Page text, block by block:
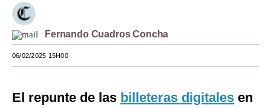
Mundo
EEUU
México
Internacional
Fernando Cuadros Concha
06/02/2025 15H00
El repunte de las billeteras digitales en